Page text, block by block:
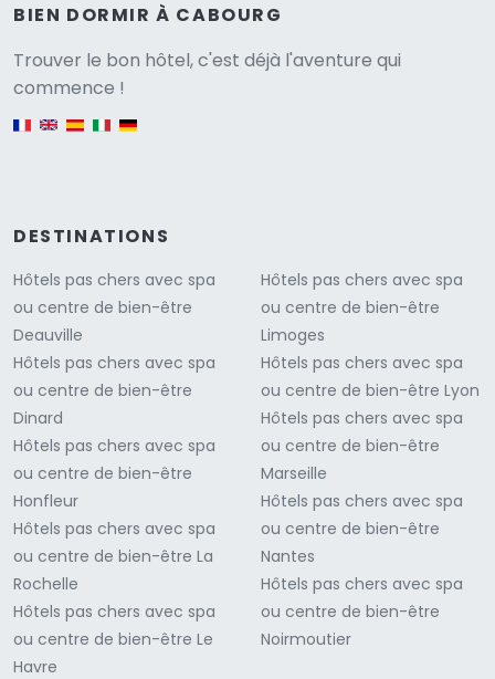
BIEN DORMIR À CABOURG
Trouver le bon hôtel, c'est déjà l'aventure qui
commence !
DESTINATIONS
Hôtels pas chers avec spa
ou centre de bien-être
Deauville
Hôtels pas chers avec spa
ou centre de bien-être
Dinard
Hôtels pas chers avec spa
ou centre de bien-être
Honfleur
Hôtels pas chers avec spa
ou centre de bien-être La
Rochelle
Hôtels pas chers avec spa
ou centre de bien-être Le
Havre
Hôtels pas chers avec spa
ou centre de bien-être
Limoges
Hôtels pas chers avec spa
ou centre de bien-être Lyon
Hôtels pas chers avec spa
ou centre de bien-être
Marseille
Hôtels pas chers avec spa
ou centre de bien-être
Nantes
Hôtels pas chers avec spa
ou centre de bien-être
Noirmoutier